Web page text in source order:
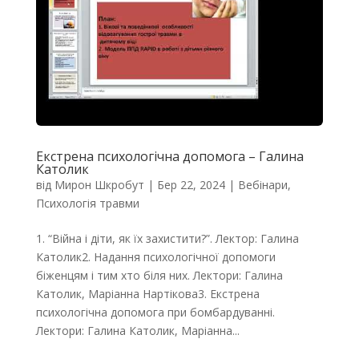
Екстрена психологічна допомога – Галина
Католик
від Мирон Шкробут | Бер 22, 2024| Вебінари,
Психологія травми
1. “Війна і діти, як їх захистити?”. Лектор: Галина
Католик2. Надання психологічної допомоги
біженцям і тим хто біля них. Лектори: Галина
Католик, Маріанна Нартікова3. Екстрена
психологічна допомога при бомбардуванні.
Лектори: Галина Католик, Маріанна...